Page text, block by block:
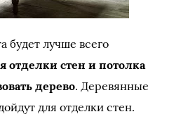
будет лучше всего
отделки стен и потолка
дерево. Деревянные
для отделки стен.